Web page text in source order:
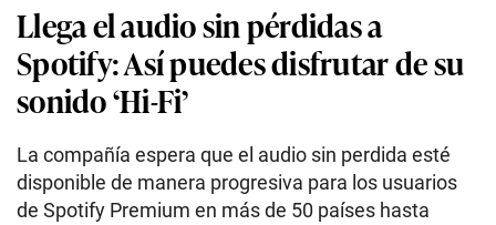
Llega el audio sin pérdidas a
Spotify: Así puedes disfrutar de su
sonido ‘Hi-Fi’
La compañía espera que el audio sin perdida esté
disponible de manera progresiva para los usuarios
de Spotify Premium en más de 50 países hasta